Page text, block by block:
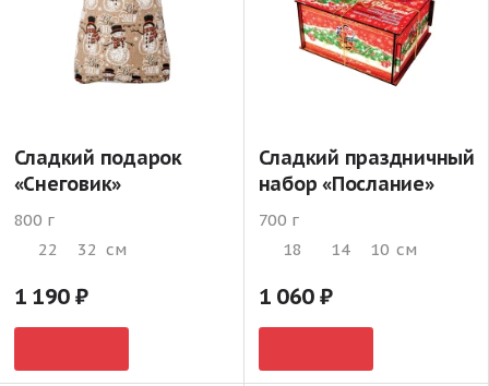
Сладкий подарок
«Снеговик»
800 г
22
32 см
1 190
Сладкий праздничный
набор «Послание»
700 г
18
14 10 см
1 060